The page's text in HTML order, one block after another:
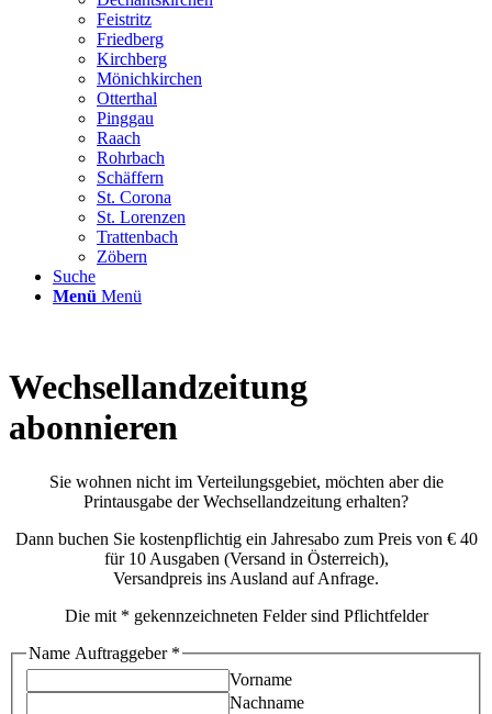
Feistritz
Friedberg
Kirchberg
Mönichkirchen
Otterthal
Pinggau
Raach
Rohrbach
Schäffern
St. Corona
St. Lorenzen
Trattenbach
Zöbern
Suche
Menü Menü
Wechsellandzeitung
abonnieren
Sie wohnen nicht im Verteilungsgebiet, möchten aber die
Printausgabe der Wechsellandzeitung erhalten?
Dann buchen Sie kostenpflichtig ein Jahresabo zum Preis von € 40
für 10 Ausgaben (Versand in Österreich),
Versandpreis ins Ausland auf Anfrage.
Die mit * gekennzeichneten Felder sind Pflichtfelder
Name Auftraggeber *
Vorname
Nachname